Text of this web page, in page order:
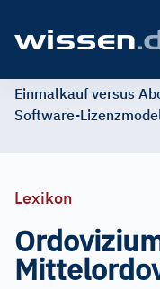
Einmalkauf versus
Software-
Lexikon